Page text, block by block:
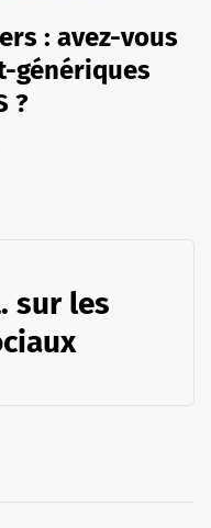
: avez-vous
génériques
?
sur les